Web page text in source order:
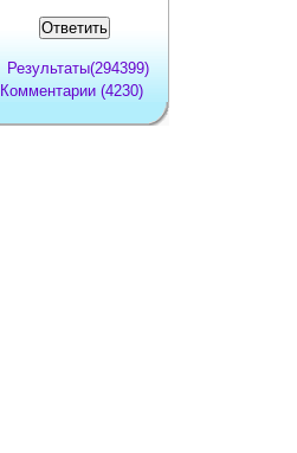
Результаты(294399)
Комментарии (4230)